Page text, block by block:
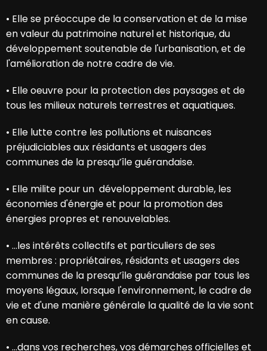
• Elle se préoccupe de la conservation et de la mise
en valeur du patrimoine naturel et historique, du
développement soutenable de l'urbanisation, et de
l'amélioration de notre cadre de vie.
• Elle oeuvre pour la protection des paysages et de
tous les milieux naturels terrestres et aquatiques.
• Elle lutte contre les pollutions et nuisances
préjudiciables aux résidants et usagers des
communes de la presqu’île guérandaise.
• Elle milite pour un développement durable, les
économies d'énergie et pour la promotion des
énergies propres et renouvelables.
• …les intérêts collectifs et particuliers de ses
membres : propriétaires, résidants et usagers des
communes de la presqu’île guérandaise par tous les
moyens légaux, lorsque l'environnement, le cadre de
vie et d'une manière générale la qualité de la vie sont
en cause.
• …dans vos recherches, vos démarches officielles et